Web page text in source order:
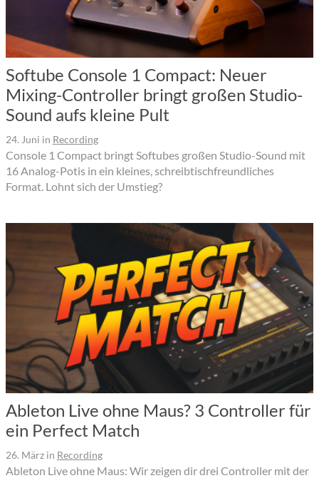
Softube Console 1 Compact: Neuer
Mixing-Controller bringt großen Studio-
Sound aufs kleine Pult
24. Juni in Recording
Console 1 Compact bringt Softubes großen Studio-Sound mit
16 Analog-Potis in ein kleines, schreibtischfreundliches
Format. Lohnt sich der Umstieg?
Ableton Live ohne Maus? 3 Controller für
ein Perfect Match
26. März in Recording
Ableton Live ohne Maus: Wir zeigen dir drei Controller mit der